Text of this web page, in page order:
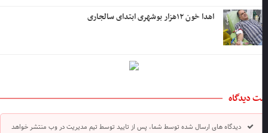
اهدا خون ۱۲هزار بوشهری ابتدای سالجاری
دیدگاه
دیدگاه های ارسال شده توسط شما، پس از تایید توسط تیم مدیریت در وب منتشر خواهد